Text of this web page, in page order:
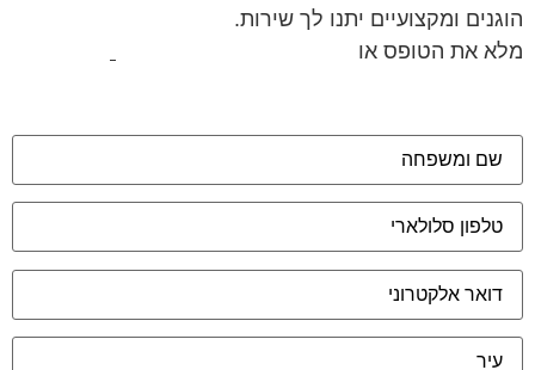
הוגנים ומקצועיים יתנו לך שירות.
מלא את הטופס אולחץ לשליחת הודעת ווצאפ